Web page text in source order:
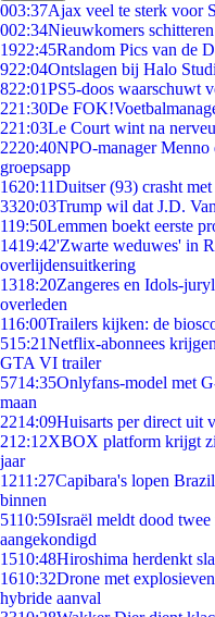
003:37Ajax veel te sterk voor
002:34Nieuwkomers
1922:45Random Pics van de
922:04Ontslagen bij Halo
822:01PS5-doos waarschuwt
221:30De
221:03Le Court wint na
2220:40NPO-manager Menno
groepsapp
1620:11Duitser (93) crasht
3320:03Trump wil dat J.D.
119:50Lemmen boekt eerste
1419:42'Zwarte weduwes' in
overlijdensuitkering
1318:20Zangeres en Idols-
overleden
116:00Trailers kijken: de
515:21Netflix-abonnees
GTA VI trailer
5714:35Onlyfans-model met
maan
2214:09Huisarts per direct uit
212:12XBOX platform krijgt
jaar
1211:27Capibara's lopen
binnen
5110:59Israël meldt dood
aangekondigd
1510:48Hiroshima herdenkt
1610:32Drone met
hybride aanval